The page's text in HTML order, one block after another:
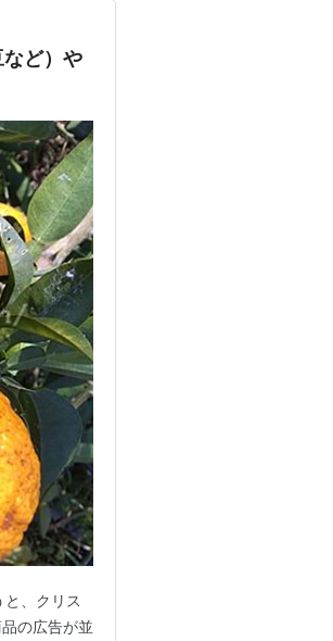
ど）や
、クリス
の広告が並